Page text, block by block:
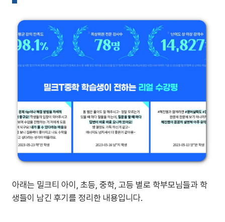
아래는 밀크티 아이, 초등, 중학, 고등 별로 학부모님들과 학
생들이 남긴 후기를 정리한 내용입니다.